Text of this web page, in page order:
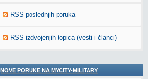
RSS poslednjih poruka
RSS izdvojenjih topica (vesti i članci)
NOVE PORUKE NA MYCITY-MILITARY